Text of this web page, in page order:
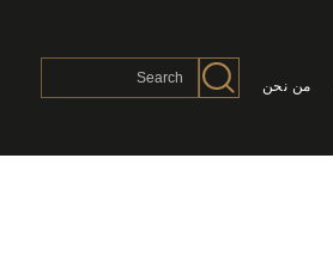
من نحن